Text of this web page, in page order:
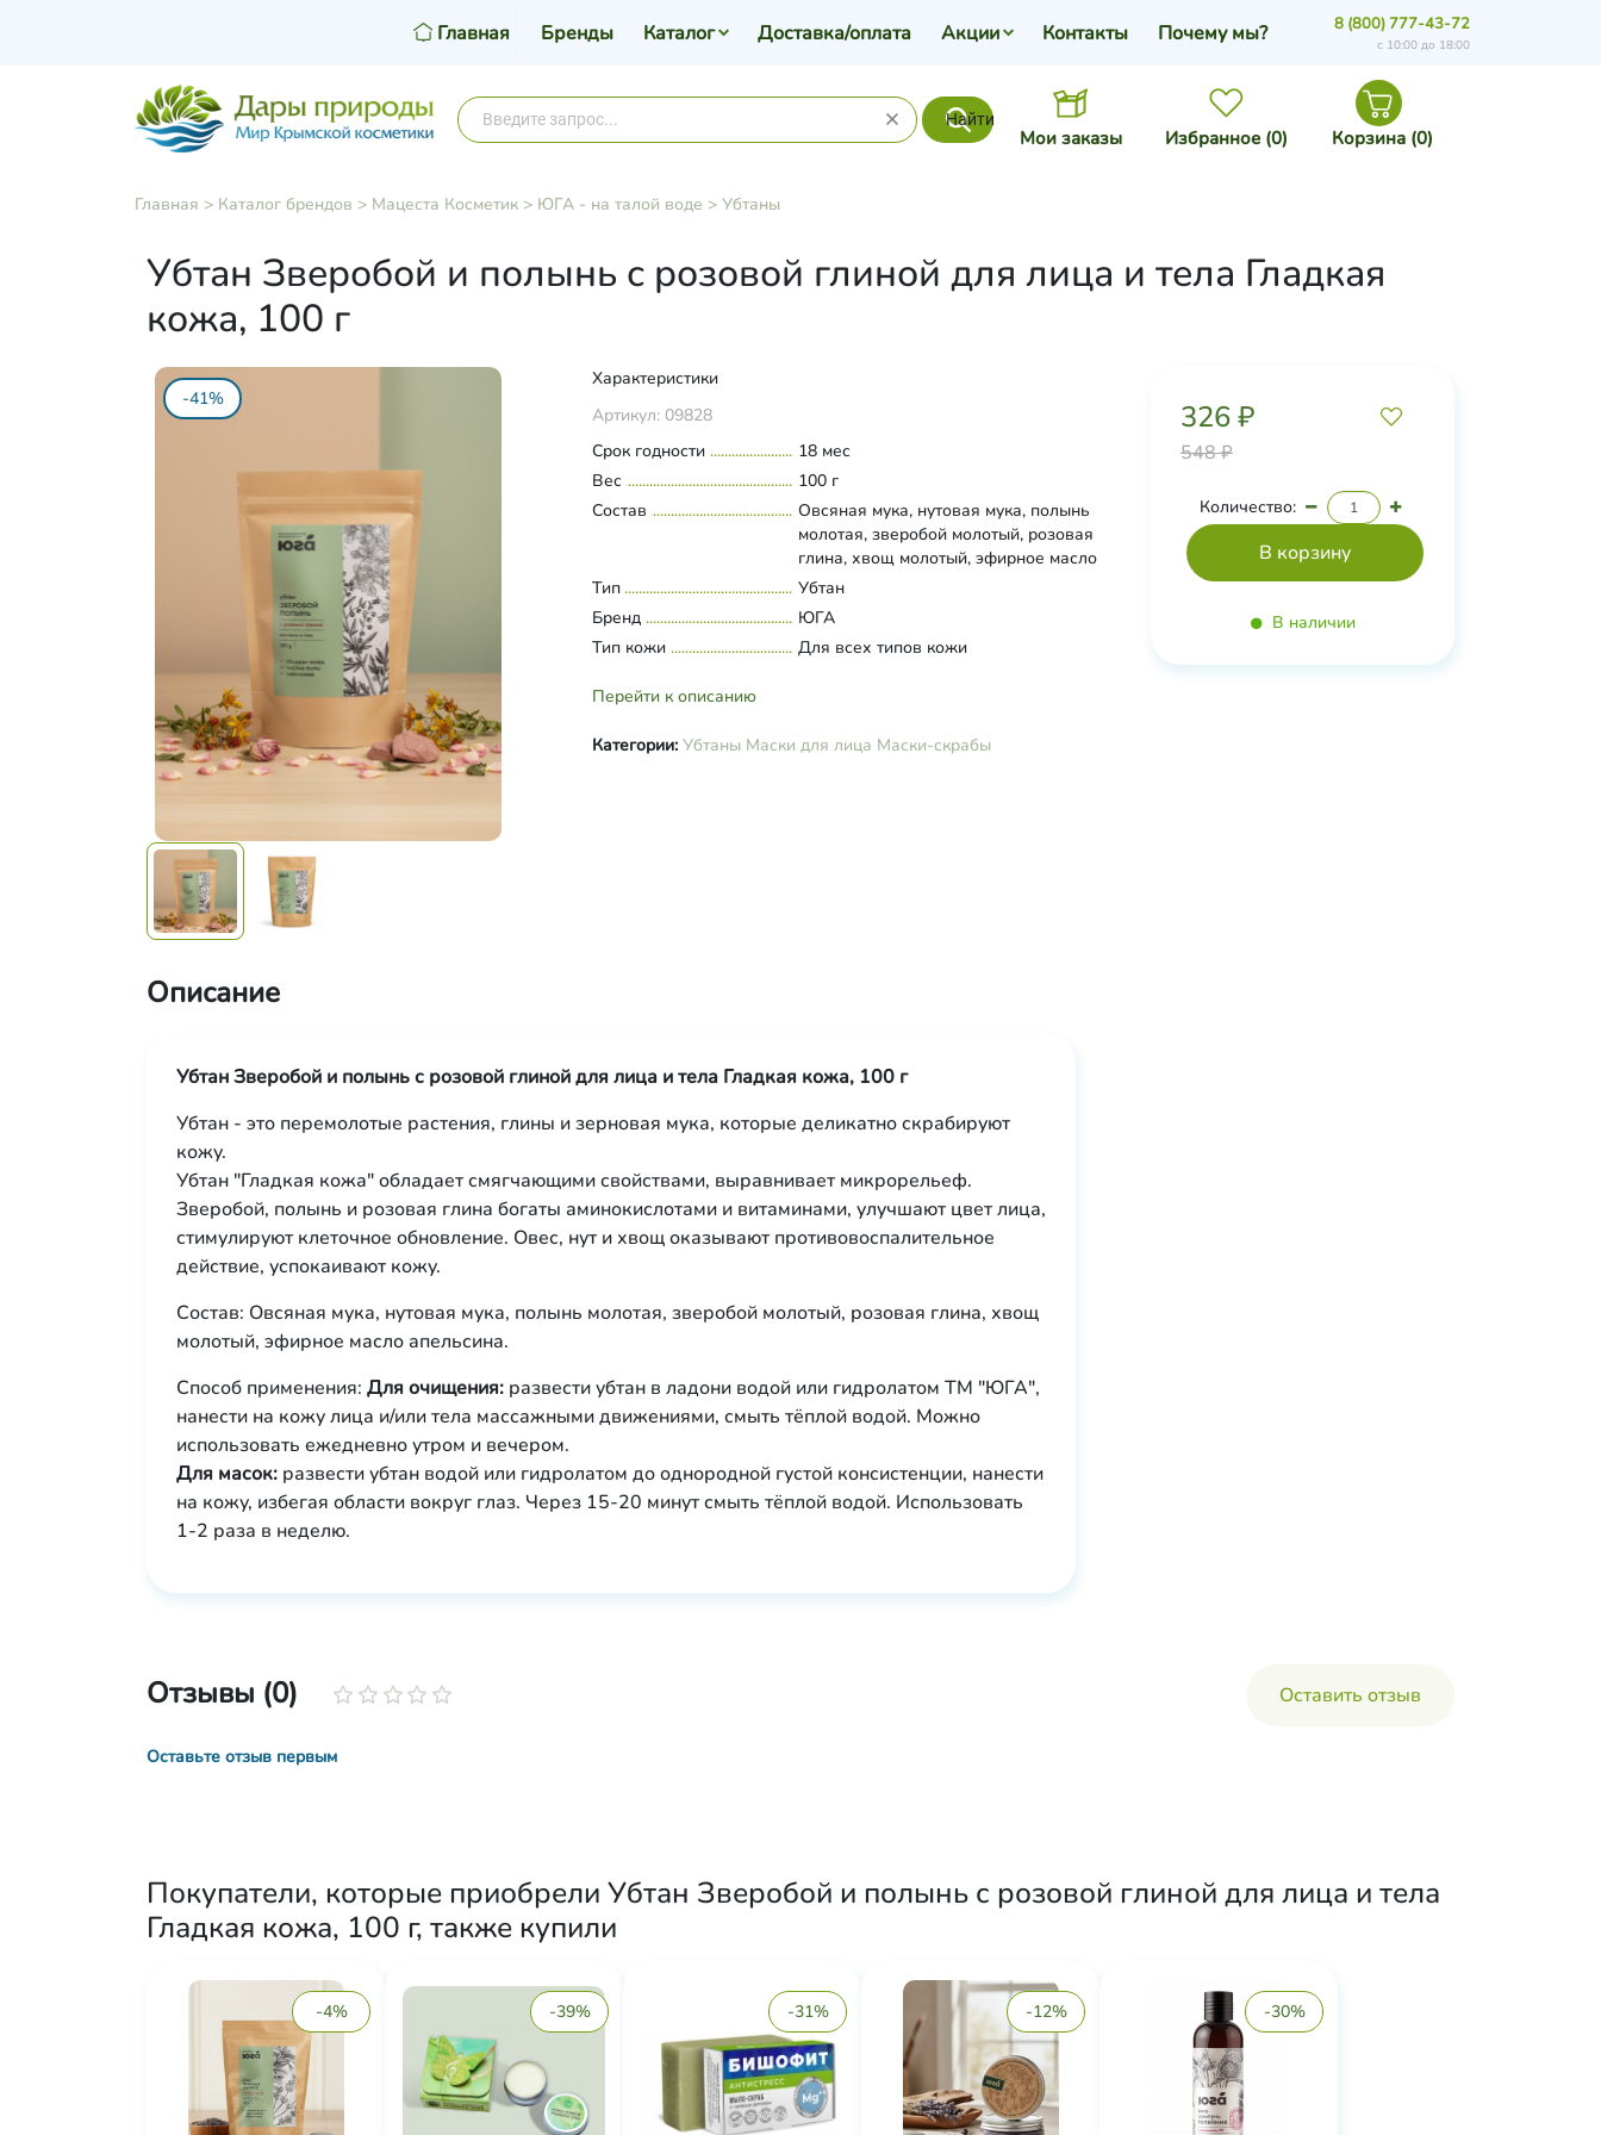
Найти
Мои заказы Избранное (0) Корзина (0)
Главная Бренды Каталог Доставка/оплата Акции Контакты Почему мы? 8 (800) 777-43-72
с 10:00 до 18:00
Главная > Каталог брендов > Мацеста Косметик> ЮГА - на талой воде > Убтаны
Убтан Зверобой и полынь с розовой глиной для лица и тела Гладкая
кожа, 100 г
-41%
Характеристики
Артикул: 09828
Срок годности
18 мес
Вес
100 г
Состав
Овсяная мука, нутовая мука, полынь
молотая, зверобой молотый, розовая
глина, хвощ молотый, эфирное масло
апельсина.
Развернуть состав
Тип
Убтан
Бренд
ЮГА
Тип кожи
Для всех типов кожи
Перейти к описанию
Категории: Убтаны Маски для лица Маски-скрабы
326 ₽
548 ₽
Количество:
В наличии
Описание
Убтан Зверобой и полынь с розовой глиной для лица и тела Гладкая кожа, 100 г
Убтан - это перемолотые растения, глины и зерновая мука, которые деликатно скрабируют
кожу.
Убтан "Гладкая кожа" обладает смягчающими свойствами, выравнивает микрорельеф.
Зверобой, полынь и розовая глина богаты аминокислотами и витаминами, улучшают цвет лица,
стимулируют клеточное обновление. Овес, нут и хвощ оказывают противовоспалительное
действие, успокаивают кожу.
Состав: Овсяная мука, нутовая мука, полынь молотая, зверобой молотый, розовая глина, хвощ
молотый, эфирное масло апельсина.
Способ применения: Для очищения: развести убтан в ладони водой или гидролатом ТМ "ЮГА",
нанести на кожу лица и/или тела массажными движениями, смыть тёплой водой. Можно
использовать ежедневно утром и вечером.
Для масок: развести убтан водой или гидролатом до однородной густой консистенции, нанести
на кожу, избегая области вокруг глаз. Через 15-20 минут смыть тёплой водой. Использовать
1-2 раза в неделю.
Отзывы (0) Оставить отзыв
Оставьте отзыв первым
Покупатели, которые приобрели Убтан Зверобой и полынь с розовой глиной для лица и тела
Гладкая кожа, 100 г, также купили
-4% -39% -31% -12% -30%